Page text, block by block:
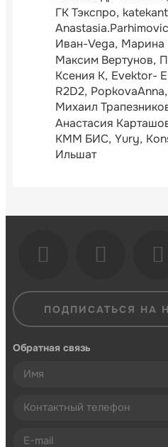
ГК Тэкспро
Иван-Vega Марина
Максим Вертунов
Ксения К Evektor-
R2D2 PopkovaAnna
Михаил
Анастасия
КММ БИС Yury
Ильшат
ПОДПИСАТЬСЯ НА
Обратная связь